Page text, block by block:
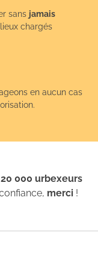
sans jamais
chargés
en aucun cas
20 000 urbexeurs
merci !